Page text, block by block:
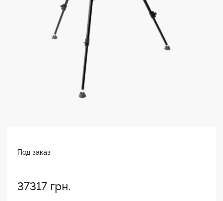
Под заказ
37317 грн.